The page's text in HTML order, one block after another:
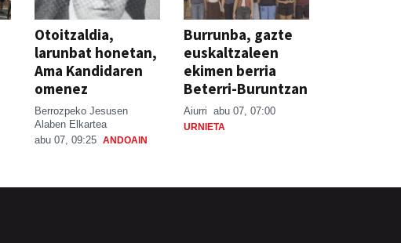
Otoitzaldia,
larunbat honetan,
Ama Kandidaren
omenez
Berrozpeko Jesusen
Alaben Elkartea
abu 07, 09:25 ANDOAIN
Burrunba, gazte
euskaltzaleen
ekimen berria
Beterri-Buruntzan
Aiurri abu 07, 07:00
URNIETA